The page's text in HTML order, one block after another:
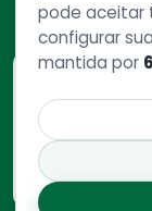
pode aceitar
configurar
mantida por